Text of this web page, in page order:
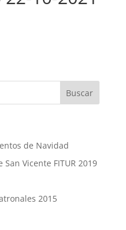
de Navidad
Vicente FITUR 2019
2015